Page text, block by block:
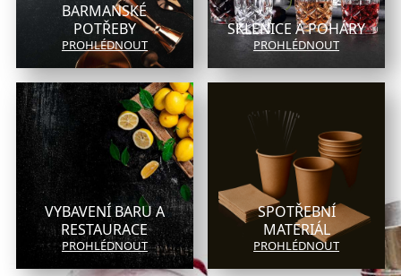
BARMANSKÉ
POTŘEBY
PROHLÉDNOUT
SKLENICE A POHÁRY
PROHLÉDNOUT
VYBAVENÍ BARU A
RESTAURACE
PROHLÉDNOUT
SPOTŘEBNÍ
MATERIÁL
PROHLÉDNOUT